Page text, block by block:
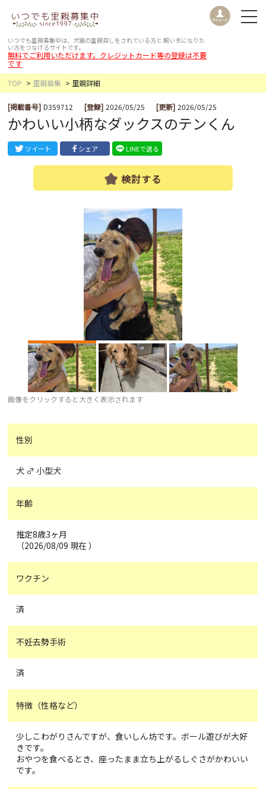
いつでも里親募集中は、犬猫の里親探しをされている方と 飼い主になりた
い方をつなげるサイトです。
無料でご利用いただけます。クレジットカード等の登録は不要
です
TOP
里親募集 里親詳細
[掲載番号] D359712 [登録] 2026/05/25 [更新] 2026/05/25
かわいい小柄なダックスのテンくん
ツイート シェア LINEで送る
検討する
画像をクリックすると大きく表示されます
性別
犬 ♂ 小型犬
年齢
推定8歳3ヶ月
（2026/08/09 現在 ）
ワクチン
済
不妊去勢手術
済
特徴（性格など）
少しこわがりさんですが、食いしん坊です。ボール遊びが大好
きです。
おやつを食べるとき、座ったまま立ち上がるしぐさがかわいい
です。